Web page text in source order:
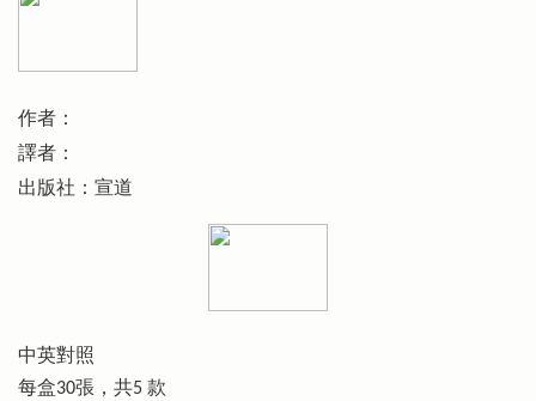
作者：
譯者：
出版社：宣道
中英對照
每盒30張，共5 款